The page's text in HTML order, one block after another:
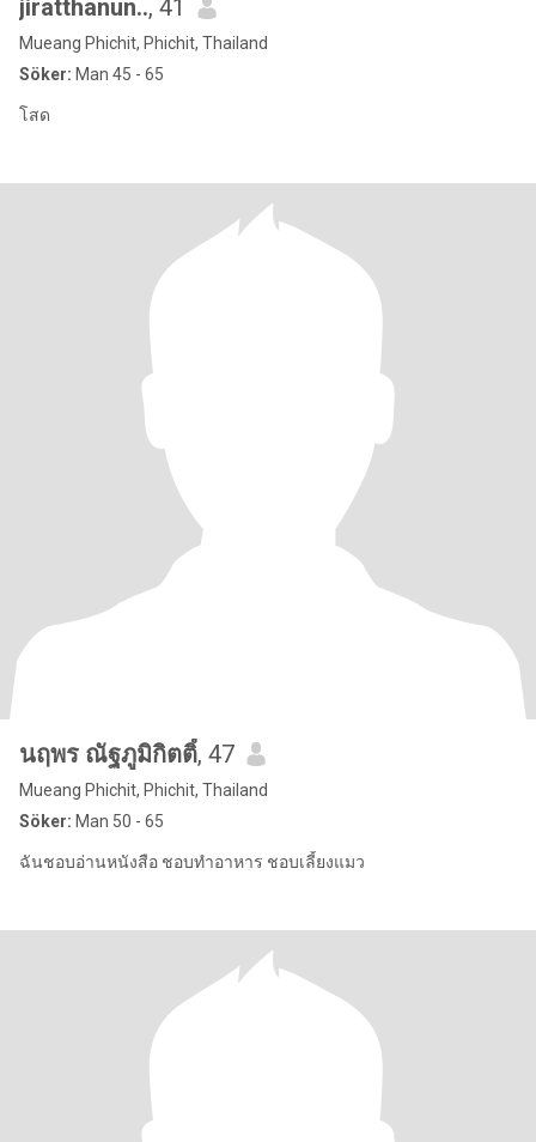
jiratthanun.., 41
Mueang Phichit, Phichit, Thailand
Söker: Man 45 - 65
โสด
นฤพร ณัฐภูมิกิตติ์, 47
Mueang Phichit, Phichit, Thailand
Söker: Man 50 - 65
ฉันชอบอ่านหนังสือ ชอบทำอาหาร ชอบเลี้ยงแมว